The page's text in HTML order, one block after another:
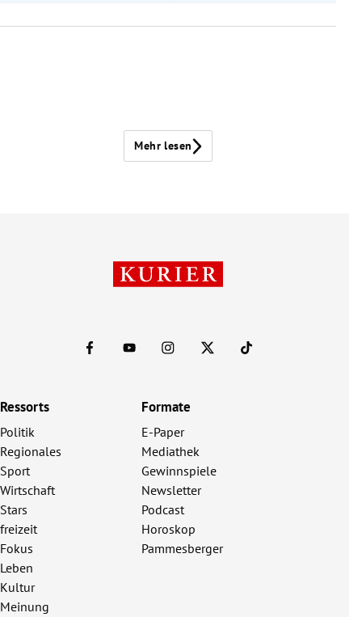
Mehr lesen
Ressorts
Politik
Regionales
Sport
Wirtschaft
Stars
freizeit
Fokus
Leben
Kultur
Meinung
Formate
E-Paper
Mediathek
Gewinnspiele
Newsletter
Podcast
Horoskop
Pammesberger